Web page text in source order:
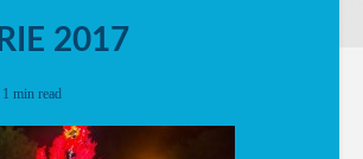
2017
1 min read